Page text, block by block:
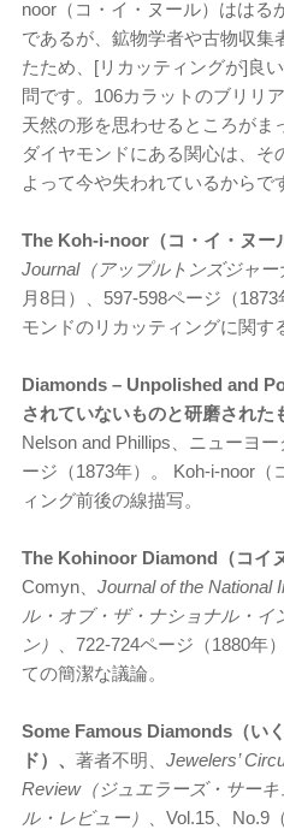
noor（コ・イ・ヌール）ははる
であるが、鉱物学者や古物収集
たため、[リカッティングが]良
問です。106カラットのブリリ
天然の形を思わせるところがま
ダイヤモンドにある関心は、そ
よって今や失われているからで
The Koh-i-noor（コ・イ・ヌー
Journal（アップルトンズジャー
月8日）、597-598ページ（
モンドのリカッティングに関す
Diamonds – Unpolished and
されていないものと研磨された
Nelson and Phillips、ニューヨ
ージ（1873年）。 Koh-i-noor（
ィング前後の線描写。
The Kohinoor Diamond（コイ
Comyn、 Journal of the National
ル・オブ・ザ・ナショナル・イ
ン）
、722-724ページ（1880年
ての簡潔な議論。
Some Famous Diamonds（い
ド）、 著者不明、 Jewelers’
Review（ジュエラーズ・サー
ル・レビュー）
、Vol.15、No.9